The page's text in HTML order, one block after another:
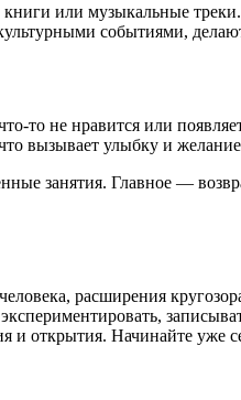
или музыкальные
событиями,
то не нравится или
вызывает улыбку и
занятия. Главное —
расширения
и открытия. Начинайте уже